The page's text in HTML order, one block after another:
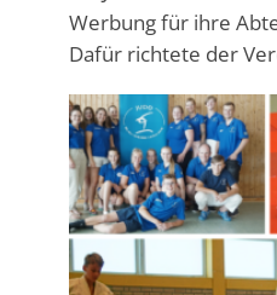
Werbung für ihre
Dafür richtete der